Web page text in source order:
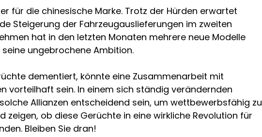
für die chinesische Marke. Trotz der Hürden erwartet
Steigerung der Fahrzeugauslieferungen im zweiten
hat in den letzten Monaten mehrere neue Modelle
ungebrochene Ambition.
dementiert, könnte eine Zusammenarbeit mit
vorteilhaft sein. In einem sich ständig verändernden
Allianzen entscheidend sein, um wettbewerbsfähig zu
zeigen, ob diese Gerüchte in eine wirkliche Revolution für
Bleiben Sie dran!